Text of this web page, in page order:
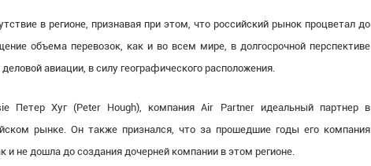
в регионе, признавая при этом, что российский рынок процветал до
объема перевозок, как и во всем мире, в долгосрочной перспективе
авиации, в силу географического расположения.
Петер Хуг (Peter Hough), компания Air Partner идеальный партнер в
рынке. Он также признался, что за прошедшие годы его компания
не дошла до создания дочерней компании в этом регионе.